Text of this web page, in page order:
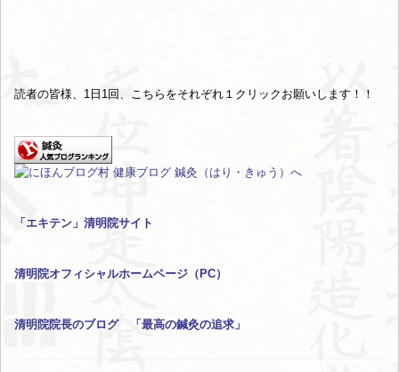
読者の皆様、1日1回、こちらをそれぞれ１クリックお願いします！！
「エキテン」清明院サイト
清明院オフィシャルホームページ（PC）
清明院院長のブログ 「最高の鍼灸の追求」